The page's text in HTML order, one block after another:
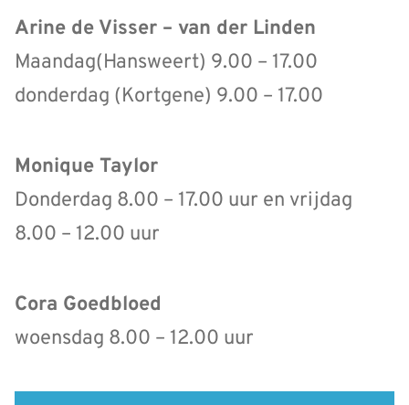
Arine de Visser – van der Linden
Maandag(Hansweert) 9.00 – 17.00
donderdag (Kortgene) 9.00 – 17.00
Monique Taylor
Donderdag 8.00 – 17.00 uur en vrijdag
8.00 – 12.00 uur
Cora Goedbloed
woensdag 8.00 – 12.00 uur